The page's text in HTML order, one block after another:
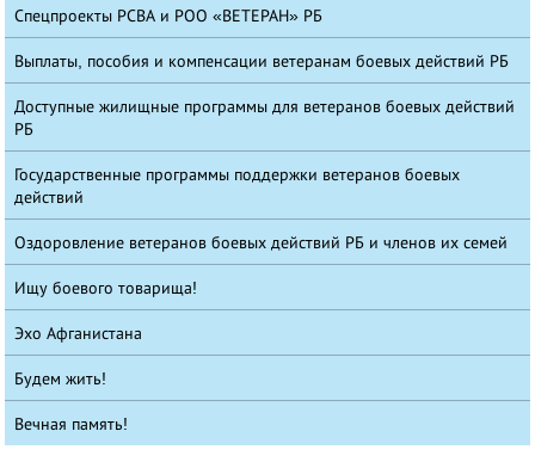
Спецпроекты РСВА и РОО «ВЕТЕРАН» РБ
Выплаты, пособия и компенсации ветеранам боевых действий РБ
Доступные жилищные программы для ветеранов боевых действий
РБ
Государственные программы поддержки ветеранов боевых
действий
Оздоровление ветеранов боевых действий РБ и членов их семей
Ищу боевого товарища!
Эхо Афганистана
Будем жить!
Вечная память!